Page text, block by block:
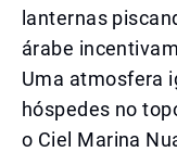
lanternas
árabe
Uma atmosfera
hóspedes no
o Ciel Marina